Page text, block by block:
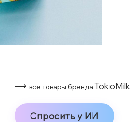
⟶ все товары бренда TokioMilk
Спросить у ИИ